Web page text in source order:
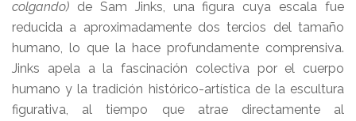
colgando) de Sam Jinks, una figura cuya escala fue
reducida a aproximadamente dos tercios del tamaño
humano, lo que la hace profundamente comprensiva.
Jinks apela a la fascinación colectiva por el cuerpo
humano y la tradición histórico-artística de la escultura
figurativa, al tiempo que atrae directamente al